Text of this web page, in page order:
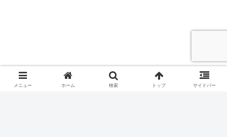
メニュー ホーム 検索 トップ サイドバー